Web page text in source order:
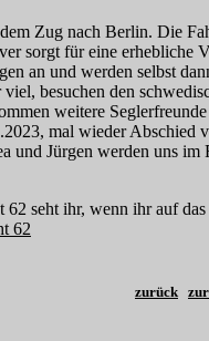
Zug nach Berlin. Die
sorgt für eine
an und werden selbst
besuchen den
weitere
mal wieder Abschied
und Jürgen werden uns
seht ihr, wenn ihr auf
zurück